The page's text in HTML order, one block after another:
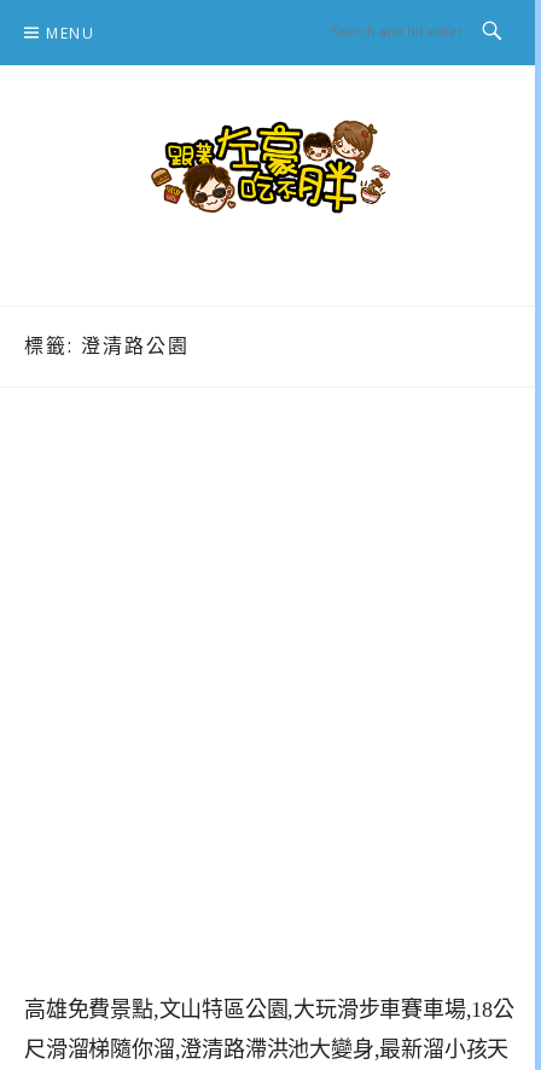
content
MENU
標籤: 澄清路公園
高雄免費景點,文山特區公園,大玩滑步車賽車場,18公
尺滑溜梯隨你溜,澄清路滯洪池大變身,最新溜小孩天